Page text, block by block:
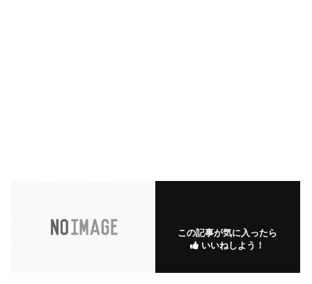
この記事が気に入ったら
いいねしよう！